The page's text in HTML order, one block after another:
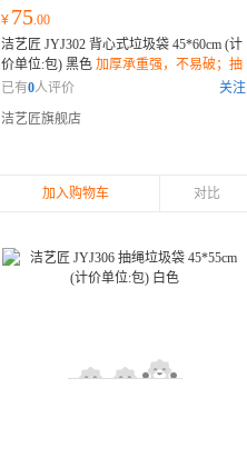
¥ 75.00
洁艺匠 JYJ302 背心式垃圾袋 45*60cm (计
价单位:包) 黑色 加厚承重强，不易破；抽
绳封口设计，密封防漏；环保材质，降解
已有0人评价
关注
洁艺匠旗舰店
加入购物车 对比